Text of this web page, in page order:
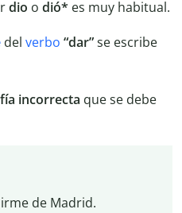
dio o dió* es muy habitual.
del verbo “dar”se escribe
incorrecta que se debe
de Madrid.